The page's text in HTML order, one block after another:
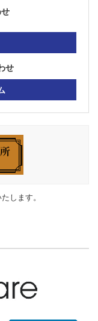
せ
します。